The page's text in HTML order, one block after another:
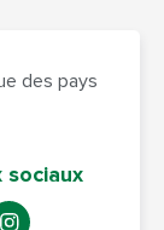
des pays
sociaux